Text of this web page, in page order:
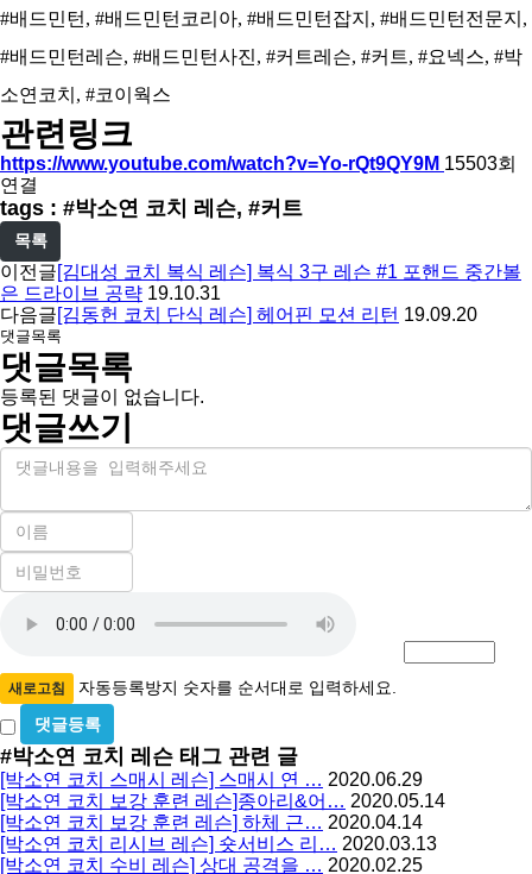
#배드민턴, #배드민턴코리아, #배드민턴잡지, #배드민턴전문지,
#배드민턴레슨, #배드민턴사진, #커트레슨, #커트, #요넥스, #박
소연코치, #코이웍스
관련링크
https://www.youtube.com/watch?v=Yo-rQt9QY9M 15503회
연결
tags : #박소연 코치 레슨, #커트
목록
이전글[김대성 코치 복식 레슨] 복식 3구 레슨 #1 포핸드 중간볼
은 드라이브 공략 19.10.31
다음글[김동헌 코치 단식 레슨] 헤어핀 모션 리턴 19.09.20
댓글목록
댓글목록
등록된 댓글이 없습니다.
댓글쓰기
내
이
필
수
비
밀
록
방
지
새로고침 자동등록방지 숫자를 순서대로 입력하세요.
비
밀
글
사
용
#박소연 코치 레슨 태그 관련 글
[박소연 코치 스매시 레슨] 스매시 연 … 2020.06.29
[박소연 코치 보강 훈련 레슨]종아리&어… 2020.05.14
[박소연 코치 보강 훈련 레슨] 하체 근… 2020.04.14
[박소연 코치 리시브 레슨] 숏서비스 리… 2020.03.13
[박소연 코치 수비 레슨] 상대 공격을 … 2020.02.25